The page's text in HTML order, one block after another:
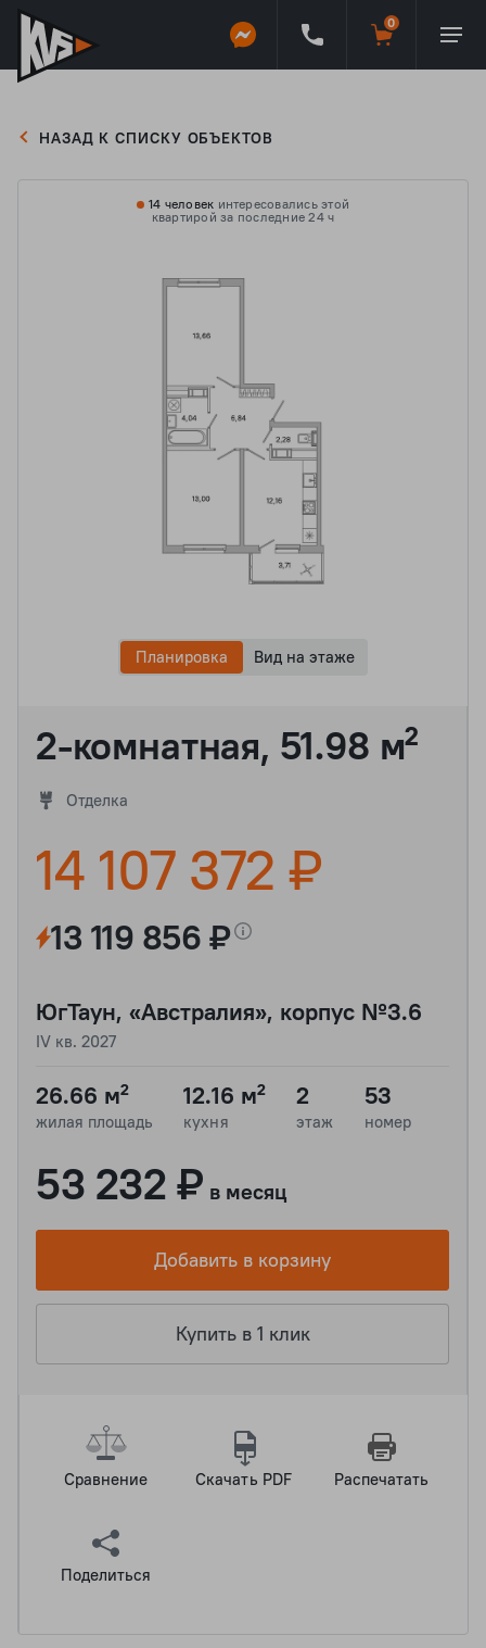
НАЗАД К СПИСКУ ОБЪЕКТОВ
2-комнатная, 51.98 м²
Отделка
14 107 372 ₽
13 119 856 ₽
ЮгТаун, «Австралия», корпус №3.6
IV кв. 2027
26.66 м²
жилая площадь
12.16 м²
кухня
2
этаж
53
номер
53 232 ₽ в месяц
Добавить в корзину
Купить в 1 клик
14 человек интересовались этой
квартирой за последние 24 ч
Планировка Вид на этаже
Сравнение Скачать PDF Распечатать
Поделиться